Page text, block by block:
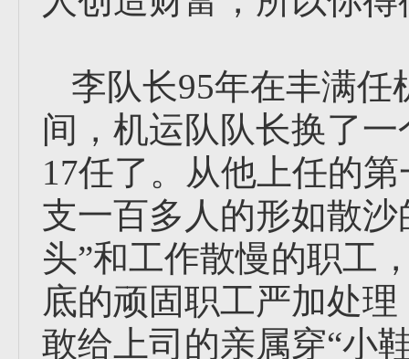
李队长95年在丰满任
间，机运队队长换了
17任了。从他上任的
支一百多人的形如散
头”和工作散慢的职工
底的顽固职工严加处
敢给上司的亲属穿“小